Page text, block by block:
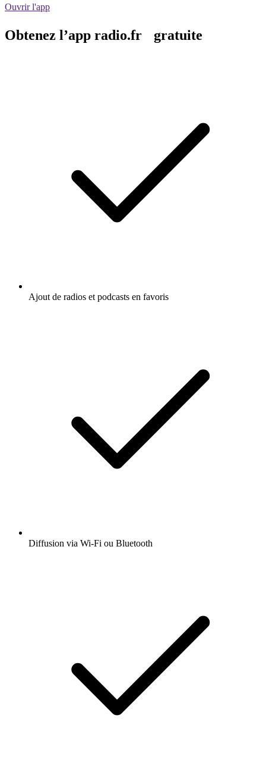
Ouvrir l'app
Obtenez l’app radio.fr gratuite
Ajout de radios et podcasts en favoris
Diffusion via Wi-Fi ou Bluetooth